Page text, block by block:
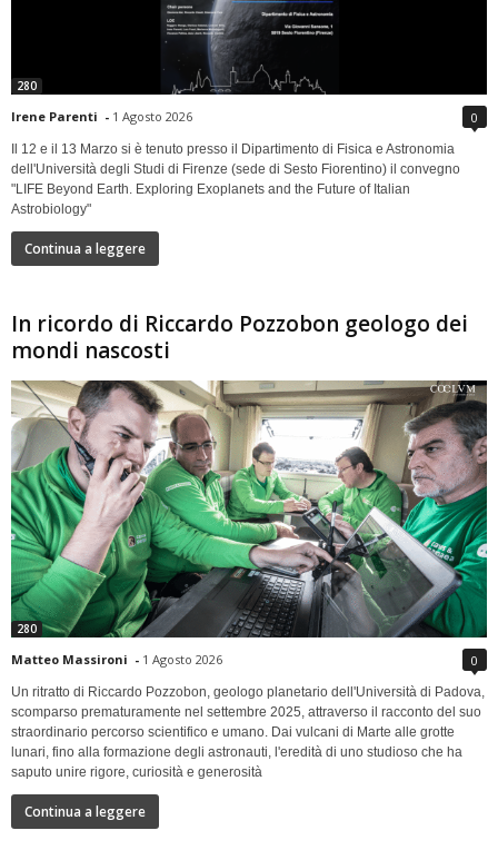
280
Irene Parenti - 1 Agosto 2026 0
Il 12 e il 13 Marzo si è tenuto presso il Dipartimento di Fisica e Astronomia
dell'Università degli Studi di Firenze (sede di Sesto Fiorentino) il convegno
"LIFE Beyond Earth. Exploring Exoplanets and the Future of Italian
Astrobiology"
Continua a leggere
In ricordo di Riccardo Pozzobon geologo dei
mondi nascosti
280
Matteo Massironi - 1 Agosto 2026 0
Un ritratto di Riccardo Pozzobon, geologo planetario dell'Università di Padova,
scomparso prematuramente nel settembre 2025, attraverso il racconto del suo
straordinario percorso scientifico e umano. Dai vulcani di Marte alle grotte
lunari, fino alla formazione degli astronauti, l'eredità di uno studioso che ha
saputo unire rigore, curiosità e generosità
Continua a leggere